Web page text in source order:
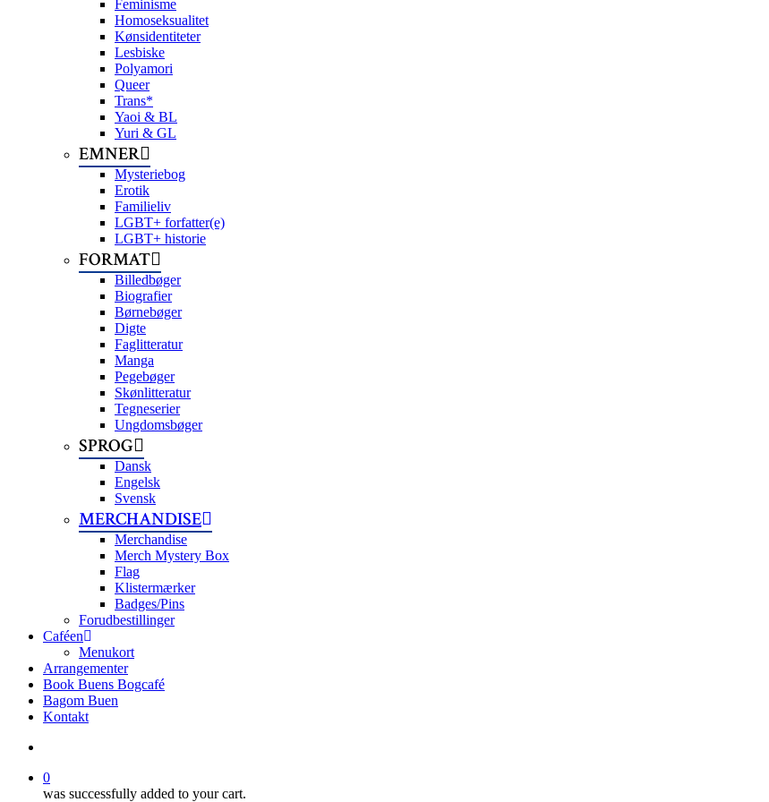
Feminisme
Homoseksualitet
Kønsidentiteter
Lesbiske
Polyamori
Queer
Trans*
Yaoi & BL
Yuri & GL
EMNER
Mysteriebog
Erotik
Familieliv
LGBT+ forfatter(e)
LGBT+ historie
FORMAT
Billedbøger
Biografier
Børnebøger
Digte
Faglitteratur
Manga
Pegebøger
Skønlitteratur
Tegneserier
Ungdomsbøger
SPROG
Dansk
Engelsk
Svensk
MERCHANDISE
Merchandise
Merch Mystery Box
Flag
Klistermærker
Badges/Pins
Forudbestillinger
Caféen
Menukort
Arrangementer
Book Buens Bogcafé
Bagom Buen
Kontakt
0
was successfully added to your cart.